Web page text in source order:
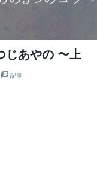
じあやの 〜上
記事